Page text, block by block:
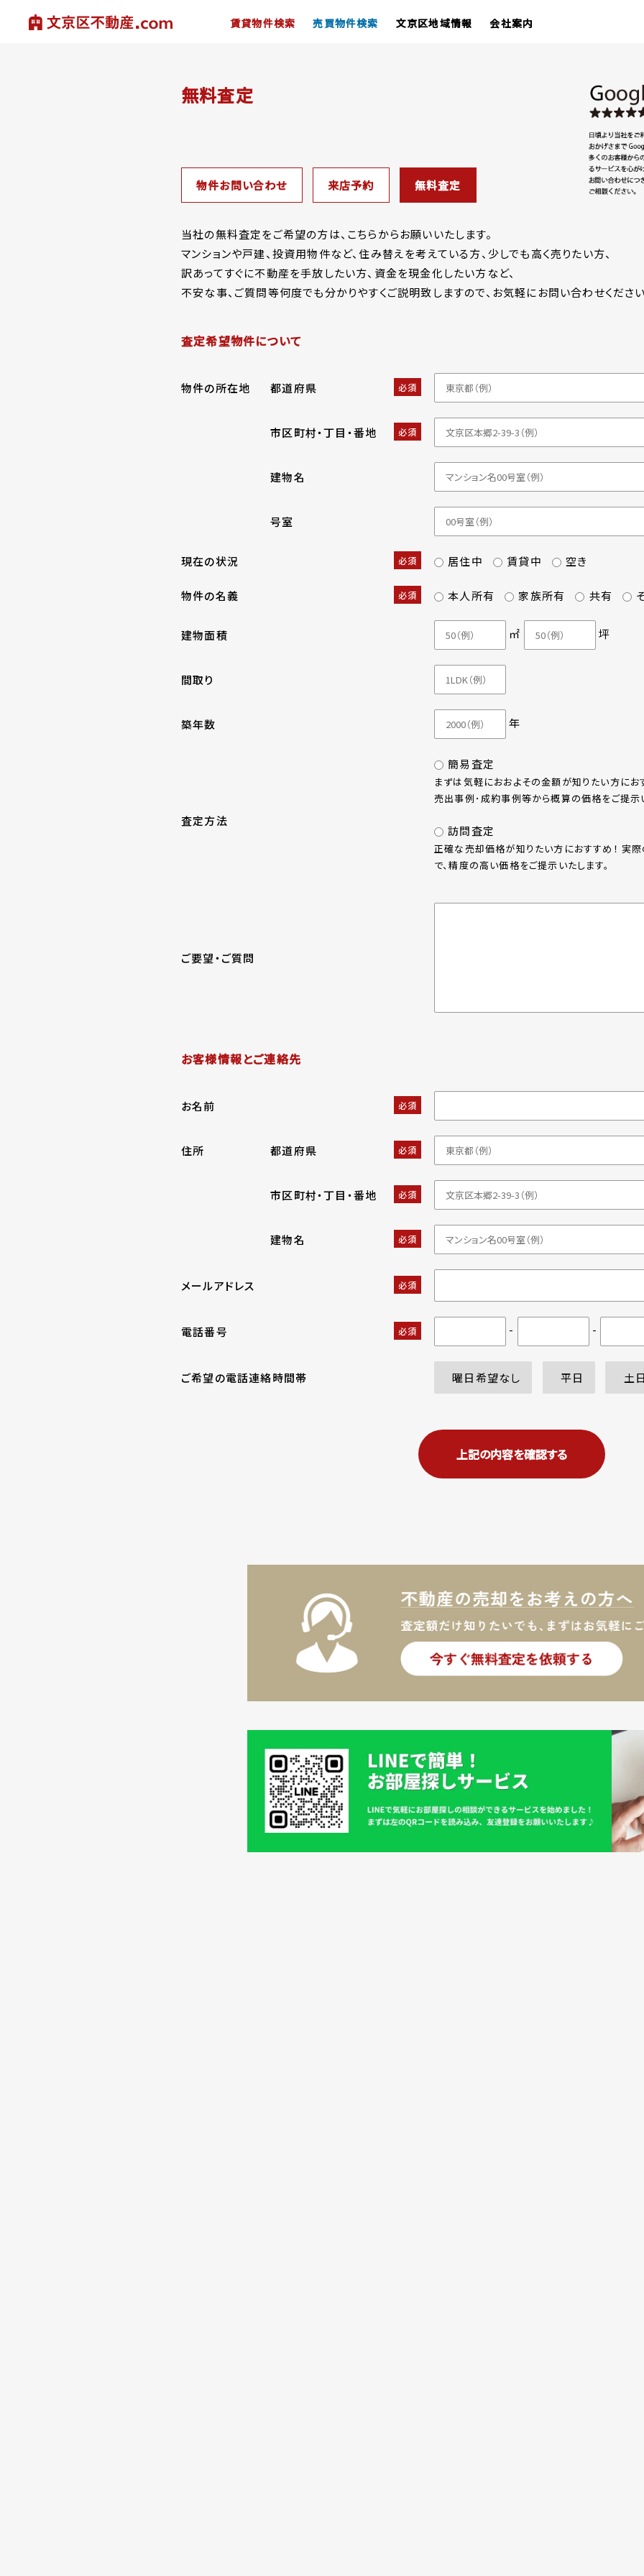
賃貸物件検索 売買物件検索 文京区地域情報 会社案内
無料査定
物件お問い合わせ 来店予約 無料査定
当社の無料査定をご希望の方は、こちらからお願いいたします。
マンションや戸建、投資用物件など、住み替えを考えている方、少しでも高く売りたい方、
訳あってすぐに不動産を手放したい方、資金を現金化したい方など、
不安な事、ご質問等何度でも分かりやすくご説明致しますので、お気軽にお問い合わせくださ
査定希望物件について
物件の所在地 都道府県 必須
市区町村・丁目・番地 必須
建物名
号室
現在の状況 必須 居住中 賃貸中 空き
物件の名義 必須 本人所有 家族所有 共有
建物面積 ㎡ 坪
間取り
築年数 年
査定方法
簡易査定
まずは気軽におおよその金額が知りたい方に
売出事例･成約事例等から概算の価格をご提示
訪問査定
正確な売却価格が知りたい方におすすめ！ 実
で、精度の高い価格をご提示いたします。
ご要望・ご質問
お客様情報とご連絡先
お名前 必須
住所 都道府県 必須
市区町村・丁目・番地 必須
建物名 必須
メールアドレス 必須
電話番号 必須 - -
ご希望の電話連絡時間帯 曜日希望なし 平日 土